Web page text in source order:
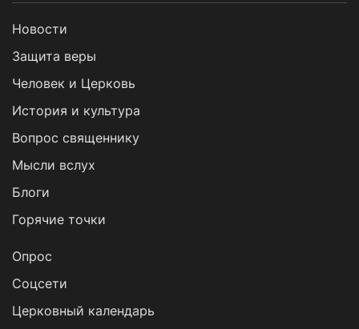
Новости
Защита веры
Человек и Церковь
История и культура
Вопрос священнику
Мысли вслух
Блоги
Горячие точки
Опрос
Cоцсети
Церковный календарь